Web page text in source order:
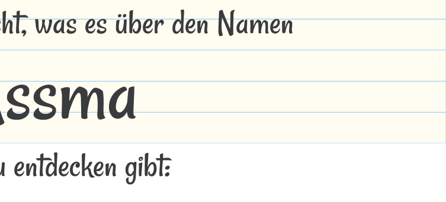
was es über den Namen
entdecken gibt: